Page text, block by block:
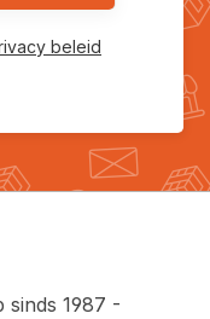
beleid
sinds 1987 -